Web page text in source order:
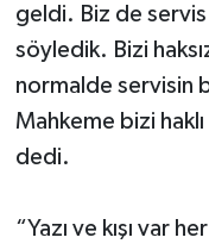
geldi. Biz de
söyledik. Bizi
normalde servisin
Mahkeme bizi
dedi.
“Yazı ve kışı var